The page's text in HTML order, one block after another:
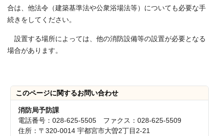
合は、他法令（建築基準法や公衆浴場法等）についても必要な手
続きをしてください。
設置する場所によっては、他の消防設備等の設置が必要となる
場合があります。
このページに関するお問い合わせ
消防局予防課
電話番号：028-625-5505 ファクス：028-625-5509
住所：〒320-0014 宇都宮市大曽2丁目2-21